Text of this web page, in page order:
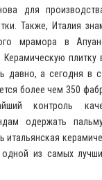
для
Также, Италия
мрамора в
Керамическую плитку
давно, а сегодня в
более чем 350
контроль
одержать
итальянская
одной из самых